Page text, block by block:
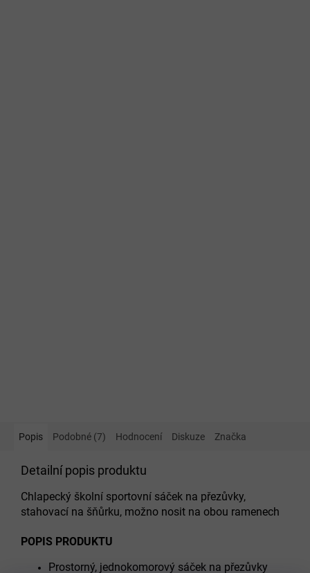
Popis Podobné (7) Hodnocení Diskuze Značka
Detailní popis produktu
Chlapecký školní sportovní sáček na přezůvky,
stahovací na šňůrku, možno nosit na obou ramenech
POPIS PRODUKTU
Prostorný, jednokomorový sáček na přezůvky